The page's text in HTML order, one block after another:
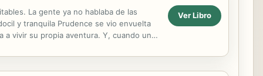
La gente ya no hablaba de las
y tranquila Prudence se vio envuelta
a vivir su propia aventura. Y, cuando un
Ver Libro